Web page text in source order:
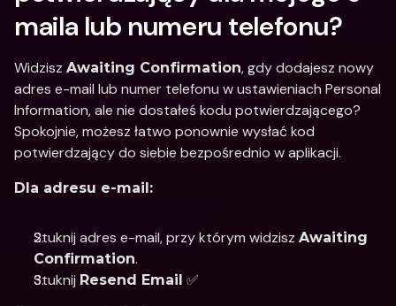
maila lub numeru telefonu?
Widzisz Awaiting Confirmation, gdy dodajesz nowy
adres e-mail lub numer telefonu w ustawieniach Personal
Information, ale nie dostałeś kodu potwierdzającego?
Spokojnie, możesz łatwo ponownie wysłać kod
potwierdzający do siebie bezpośrednio w aplikacji.
Dla adresu e-mail:
Stuknij adres e-mail, przy którym widzisz Awaiting
Confirmation.
Stuknij Resend Email ✅